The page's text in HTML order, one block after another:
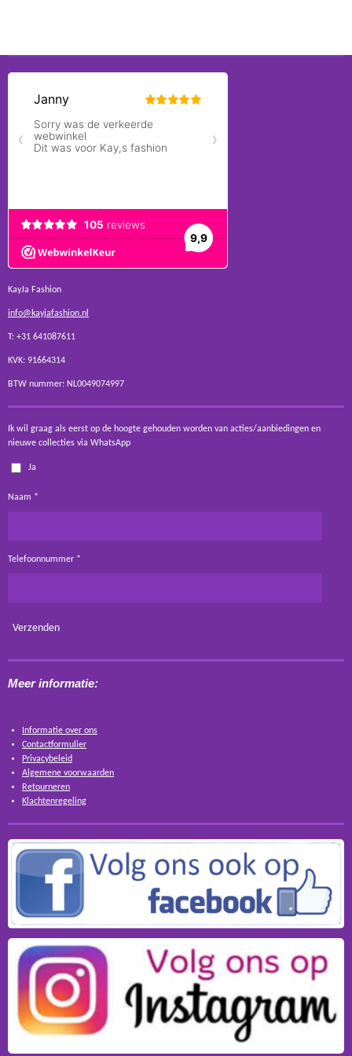
KayJa Fashion
info@kayjafashion.nl
T: +31 641087611
KVK: 91664314
BTW nummer: NL0049074997
Ik wil graag als eerst op de hoogte gehouden worden van acties/aanbiedingen en
nieuwe collecties via WhatsApp
Ja
Naam *
Telefoonnummer *
Verzenden
Meer informatie:
Informatie over ons
Contactformulier
Privacybeleid
Algemene voorwaarden
Retourneren
Klachtenregeling